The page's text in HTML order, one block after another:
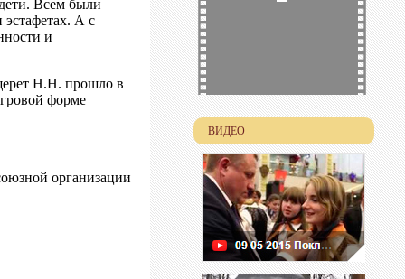
Всем были
А с
и
Н.Н. прошло в
форме
организации
ВИДЕО